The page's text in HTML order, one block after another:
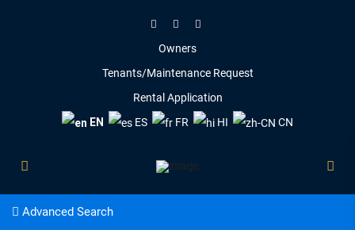
Owners
Tenants/Maintenance Request
Rental Application
EN
ES FR HI CN
Advanced Search